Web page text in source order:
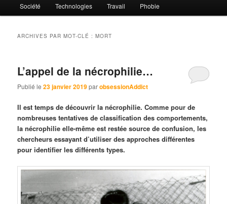
Société Technologies Travail Phobie
ARCHIVES PAR MOT-CLÉ :MORT
L’appel de la nécrophilie…
Publié le23 janvier 2019parobsessionAddict
Il est temps de découvrir la nécrophilie. Comme pour de
nombreuses tentatives de classification des comportements,
la nécrophilie elle-même est restée source de confusion, les
chercheurs essayant d’utiliser des approches différentes
pour identifier les différents types.